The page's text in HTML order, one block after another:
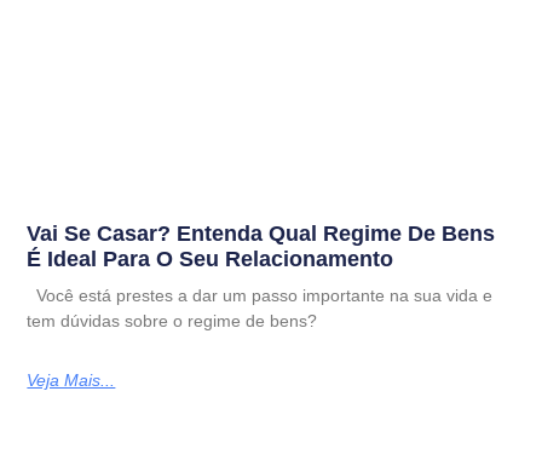
Vai Se Casar? Entenda Qual Regime De Bens
É Ideal Para O Seu Relacionamento
Você está prestes a dar um passo importante na sua vida e
tem dúvidas sobre o regime de bens?
Veja Mais...